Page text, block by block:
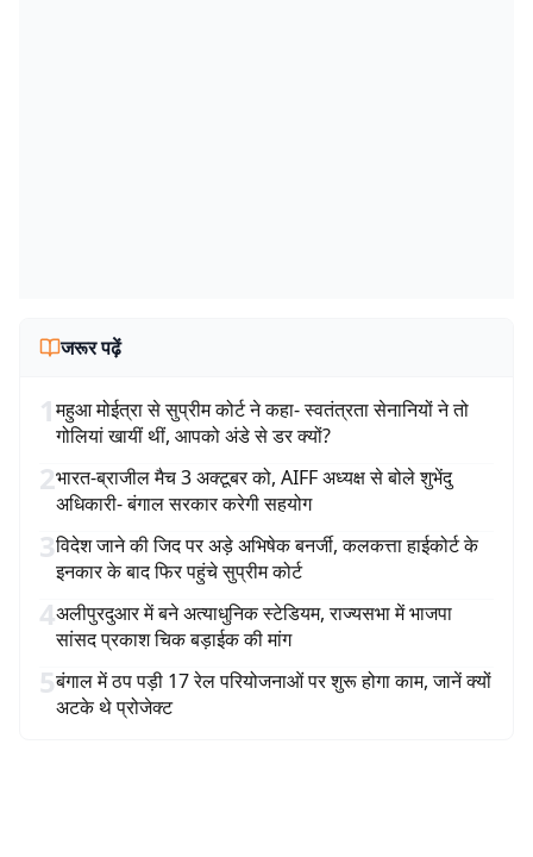
जरूर पढ़ें
1महुआ मोईत्रा से सुप्रीम कोर्ट ने कहा- स्वतंत्रता सेनानियों ने तो
गोलियां खायीं थीं, आपको अंडे से डर क्यों?
2भारत-ब्राजील मैच 3 अक्टूबर को, AIFF अध्यक्ष से बोले शुभेंदु
अधिकारी- बंगाल सरकार करेगी सहयोग
3विदेश जाने की जिद पर अड़े अभिषेक बनर्जी, कलकत्ता हाईकोर्ट के
इनकार के बाद फिर पहुंचे सुप्रीम कोर्ट
4अलीपुरदुआर में बने अत्याधुनिक स्टेडियम, राज्यसभा में भाजपा
सांसद प्रकाश चिक बड़ाईक की मांग
5बंगाल में ठप पड़ी 17 रेल परियोजनाओं पर शुरू होगा काम, जानें क्यों
अटके थे प्रोजेक्ट